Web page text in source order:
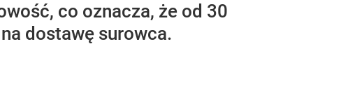
co oznacza, że od 30
dostawę surowca.